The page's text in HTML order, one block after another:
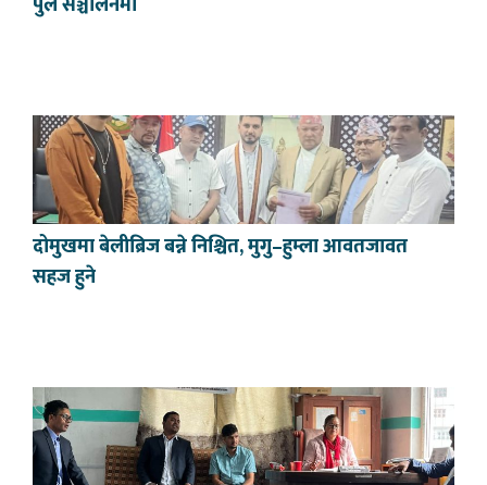
दोमुखमा बेलीब्रिज बन्ने निश्चित, मुगु–हुम्ला आवतजावत
सहज हुने